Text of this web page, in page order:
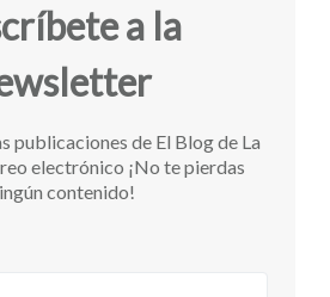
a la
publicaciones de El Blog de La
electrónico ¡No te pierdas
contenido!